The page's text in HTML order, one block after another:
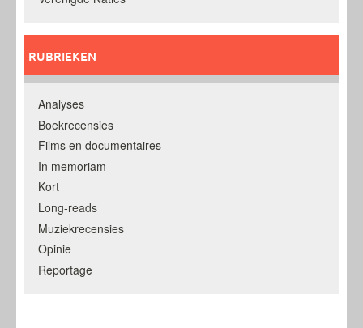
RUBRIEKEN
Analyses
Boekrecensies
Films en documentaires
In memoriam
Kort
Long-reads
Muziekrecensies
Opinie
Reportage